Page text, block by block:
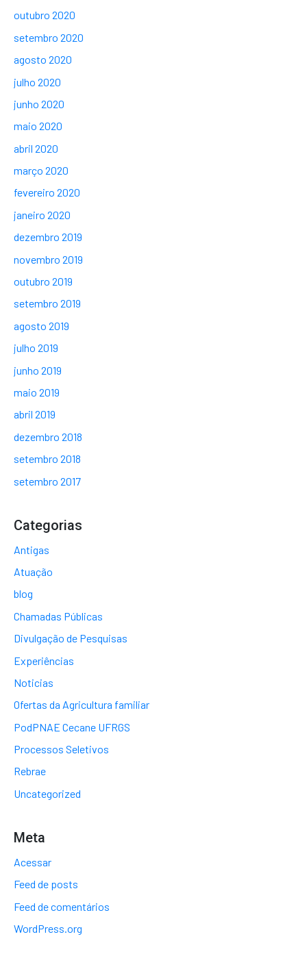
outubro 2020
setembro 2020
agosto 2020
julho 2020
junho 2020
maio 2020
abril 2020
março 2020
fevereiro 2020
janeiro 2020
dezembro 2019
novembro 2019
outubro 2019
setembro 2019
agosto 2019
julho 2019
junho 2019
maio 2019
abril 2019
dezembro 2018
setembro 2018
setembro 2017
Categorias
Antigas
Atuação
blog
Chamadas Públicas
Divulgação de Pesquisas
Experiências
Noticias
Ofertas da Agricultura familiar
PodPNAE Cecane UFRGS
Processos Seletivos
Rebrae
Uncategorized
Meta
Acessar
Feed de posts
Feed de comentários
WordPress.org